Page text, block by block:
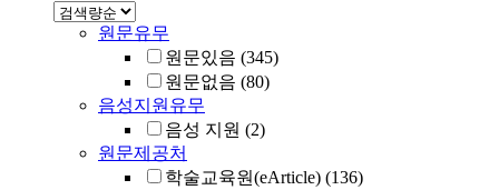
원문유무
원문있음 (345)
원문없음 (80)
음성지원유무
음성 지원 (2)
원문제공처
학술교육원(eArticle) (136)